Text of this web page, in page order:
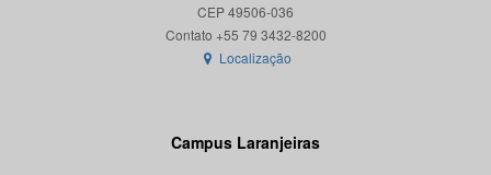
CEP 49506-036
Localização
Campus Laranjeiras